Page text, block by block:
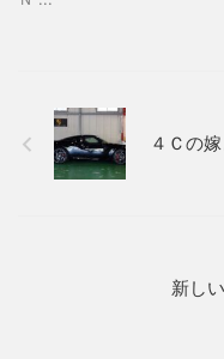
４Ｃの
新し